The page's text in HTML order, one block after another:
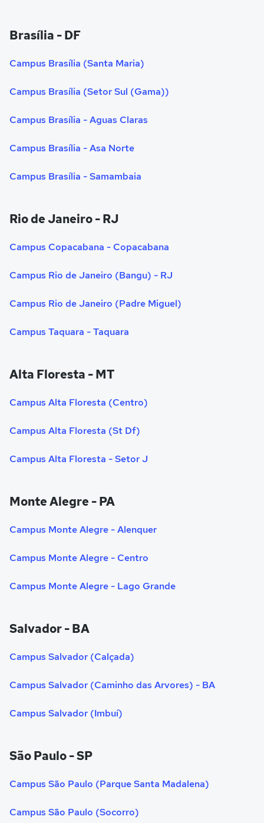
Brasília - DF
Campus Brasília (Santa Maria)
Campus Brasília (Setor Sul (Gama))
Campus Brasília - Aguas Claras
Campus Brasília - Asa Norte
Campus Brasília - Samambaia
Rio de Janeiro - RJ
Campus Copacabana - Copacabana
Campus Rio de Janeiro (Bangu) - RJ
Campus Rio de Janeiro (Padre Miguel)
Campus Taquara - Taquara
Alta Floresta - MT
Campus Alta Floresta (Centro)
Campus Alta Floresta (St Df)
Campus Alta Floresta - Setor J
Monte Alegre - PA
Campus Monte Alegre - Alenquer
Campus Monte Alegre - Centro
Campus Monte Alegre - Lago Grande
Salvador - BA
Campus Salvador (Calçada)
Campus Salvador (Caminho das Arvores) - BA
Campus Salvador (Imbuí)
São Paulo - SP
Campus São Paulo (Parque Santa Madalena)
Campus São Paulo (Socorro)